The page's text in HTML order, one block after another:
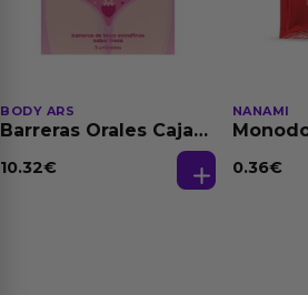
BODY ARS
Barreras Orales Caja
10.32€
NANAMI
Base
0.36€